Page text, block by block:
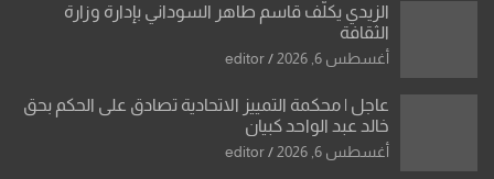
الزيدي يكلّف قاسم طاهر السوداني بإدارة وزارة
الثقافة
أغسطس 6, 2026 editor
عاجل | محكمة التمييز الاتحادية تصادق على الحكم بحق
خالد عبد الواحد كبيان
أغسطس 6, 2026 editor